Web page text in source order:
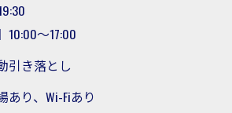
10:00～17:00
引き落とし
り、Wi-Fiあり